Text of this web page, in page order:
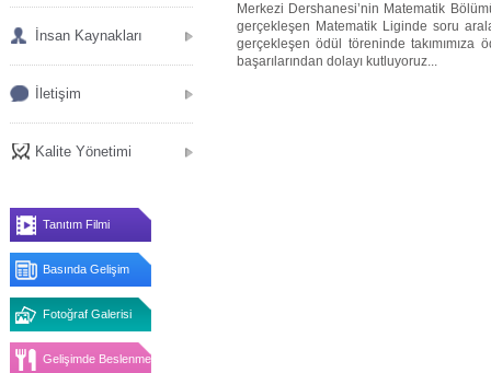
İnsan Kaynakları
İletişim
Kalite Yönetimi
Tanıtım Filmi
Basında Gelişim
Fotoğraf Galerisi
Gelişimde Beslenme
Merkezi Dershanesi’nin Matematik
gerçekleşen Matematik Liginde soru
gerçekleşen ödül töreninde takımımıza
başarılarından dolayı kutluyoruz...